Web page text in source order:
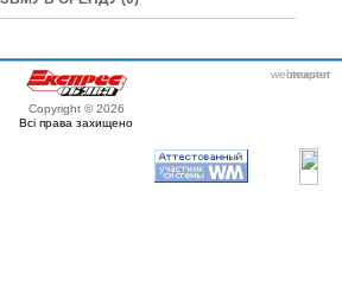
Copyright © 2026
Всі права захищено
webmaster
itexpert